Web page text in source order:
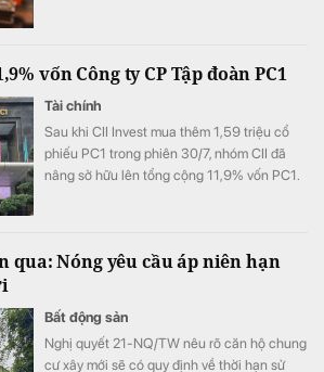
vốn Công ty CP Tập đoàn PC1
Tài chính
Sau khi CII Invest mua thêm 1,59 triệu cổ
phiếu PC1 trong phiên 30/7, nhóm CII đã
nâng sở hữu lên tổng cộng 11,9% vốn PC1.
qua: Nóng yêu cầu áp niên hạn
Bất động sản
Nghị quyết 21-NQ/TW nêu rõ căn hộ chung
cư xây mới sẽ có quy định về thời hạn sử